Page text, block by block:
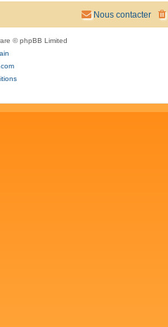
Nous contacter
© phpBB Limited